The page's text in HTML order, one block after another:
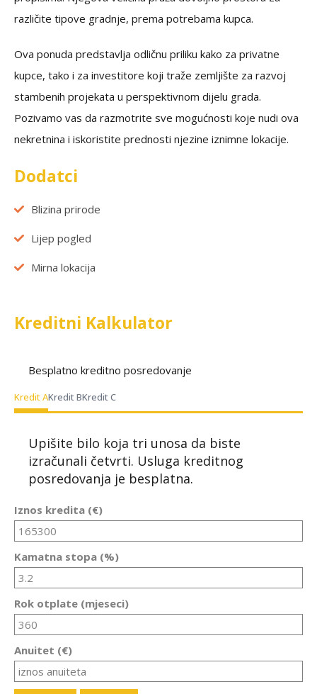
različite tipove gradnje, prema potrebama kupca.
Ova ponuda predstavlja odličnu priliku kako za privatne
kupce, tako i za investitore koji traže zemljište za razvoj
stambenih projekata u perspektivnom dijelu grada.
Pozivamo vas da razmotrite sve mogućnosti koje nudi ova
nekretnina i iskoristite prednosti njezine iznimne lokacije.
Dodatci
Blizina prirode
Lijep pogled
Mirna lokacija
Kreditni Kalkulator
Besplatno kreditno posredovanje
Kredit AKredit BKredit C
Upišite bilo koja tri unosa da biste
izračunali četvrti. Usluga kreditnog
posredovanja je besplatna.
Iznos kredita (€)
Kamatna stopa (%)
Rok otplate (mjeseci)
Anuitet (€)